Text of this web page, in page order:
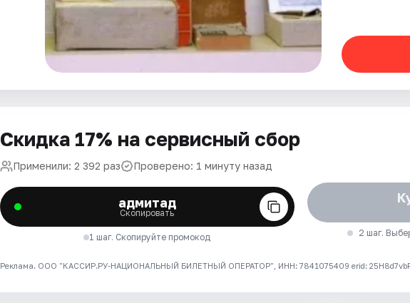
Скидка 17% на сервисный сбор
Применили: 2 392 раз Проверено: 1 минуту назад
адмитад
Скопировать
1 шаг. Скопируйте промокод
2 шаг.
Реклама. ООО "КАССИР.РУ-НАЦИОНАЛЬНЫЙ БИЛЕТНЫЙ ОПЕРАТОР", ИНН: 7841075409 erid: